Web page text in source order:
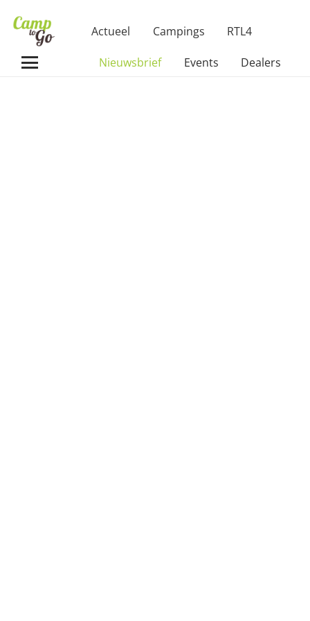
Actueel Campings RTL4
Nieuwsbrief Events Dealers